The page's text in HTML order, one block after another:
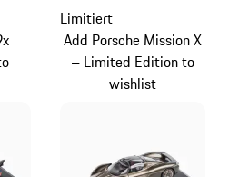
Limitiert
Add Porsche Mission X
– Limited Edition to
wishlist